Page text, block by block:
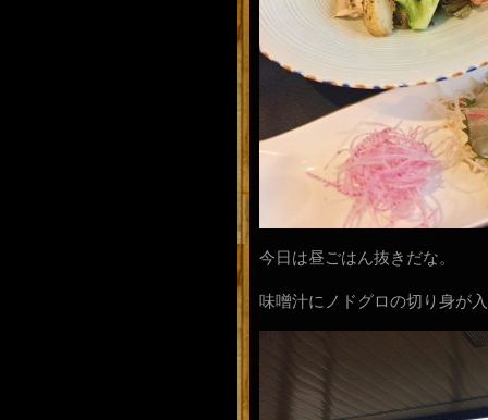
今日は昼ごはん抜きだな。
味噌汁にノドグロの切り身が